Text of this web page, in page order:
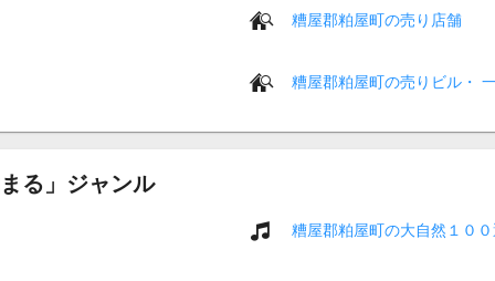
糟屋郡粕屋町の売り店舗
糟屋郡粕屋町の売りビル・
る」ジャンル
糟屋郡粕屋町の大自然１００